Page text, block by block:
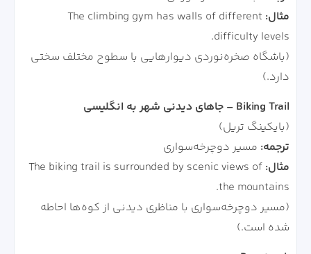
مثال: The climbing gym has walls of different
difficulty levels.
(باشگاه صخره‌نوردی دیوارهایی با سطوح مختلف سختی
دارد.)
Biking Trail – جاهای دیدنی شهر به انگلیسی
(بایکینگ تریل)
ترجمه: مسیر دوچرخه‌سواری
مثال: The biking trail is surrounded by scenic views of
the mountains.
(مسیر دوچرخه‌سواری با مناظری دیدنی از کوه‌ها احاطه
شده است.)